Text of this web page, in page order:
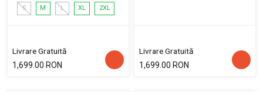
S M L XL 2XL
Livrare Gratuită
1,699.00 RON
Livrare Gratuită
1,699.00 RON